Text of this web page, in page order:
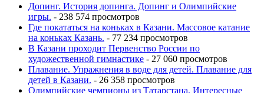
Допинг. История допинга. Допинг и Олимпийские
игры. - 238 574 просмотров
Где покататься на коньках в Казани. Массовое катание
на коньках Казань. - 77 234 просмотров
В Казани проходит Первенство России по
художественной гимнастике - 27 060 просмотров
Плавание. Упражнения в воде для детей. Плавание для
детей в Казани. - 26 358 просмотров
Олимпийские чемпионы из Татарстана. Интересные